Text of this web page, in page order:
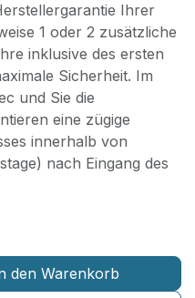
Ihrer
1 oder 2 zusätzliche
inklusive des ersten
Sicherheit. Im
und Sie die
eine zügige
innerhalb von
nach Eingang des
den Warenkorb